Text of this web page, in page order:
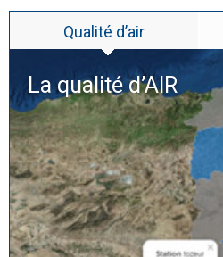
Qualité d’air
La qualité d’AIR